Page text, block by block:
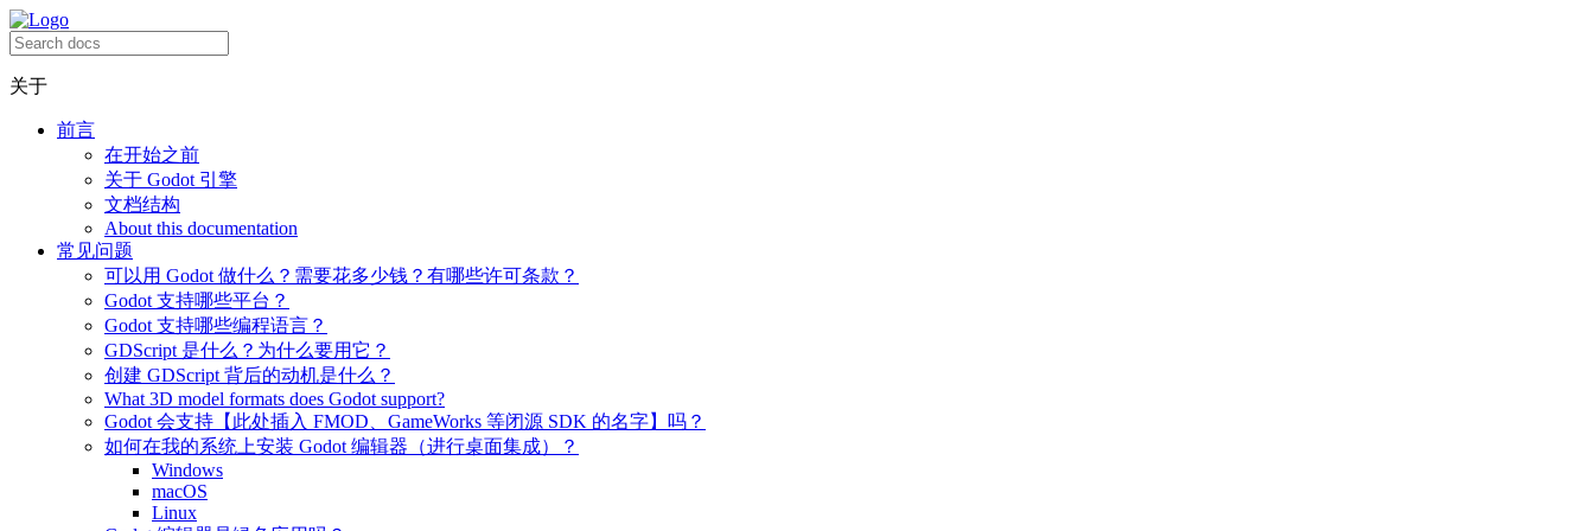
关于
前言
在开始之前
关于 Godot 引擎
文档结构
About this documentation
常见问题
可以用 Godot 做什么？需要花多少钱？有哪些许可条款？
Godot 支持哪些平台？
Godot 支持哪些编程语言？
GDScript 是什么？为什么要用它？
创建 GDScript 背后的动机是什么？
What 3D model formats does Godot support?
Godot 会支持【此处插入 FMOD、GameWorks 等闭源 SDK 的名字】吗？
如何在我的系统上安装 Godot 编辑器（进行桌面集成）？
Windows
macOS
Linux